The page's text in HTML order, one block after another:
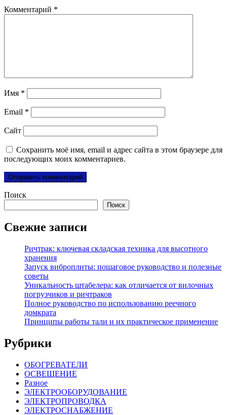
Комментарий *
Имя *
Email *
Сайт
Сохранить моё имя, email и адрес сайта в этом браузере для
последующих моих комментариев.
Поиск
Поиск
Свежие записи
Ричтрак: ключевая складская техника для высотного
хранения
Запуск виброплиты: пошаговое руководство и полезные
советы
Уникальность штабелера: как отличается от вилочных
погрузчиков и ричтраков
Полное руководство по использованию реечного
домкрата
Принципы работы тали и их практическое применение
Рубрики
ОБОГРЕВАТЕЛИ
ОСВЕЩЕНИЕ
Разное
ЭЛЕКТРООБОРУДОВАНИЕ
ЭЛЕКТРОПРОВОДКА
ЭЛЕКТРОСНАБЖЕНИЕ